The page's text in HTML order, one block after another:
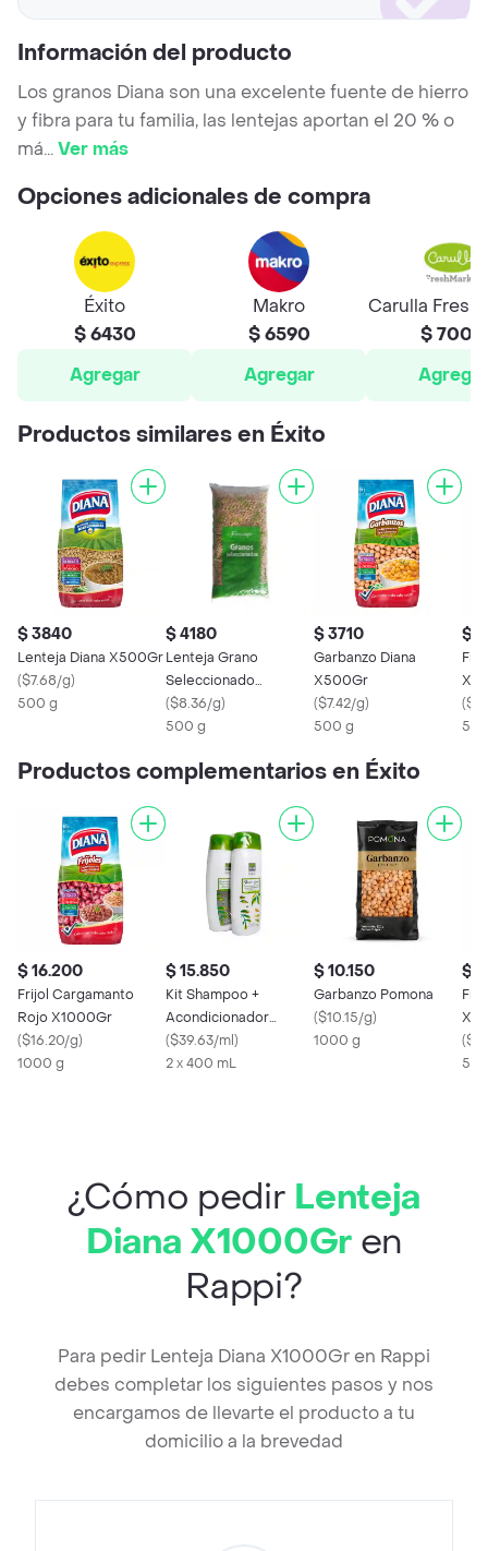
Información del producto
Los granos Diana son una excelente fuente de hierro
y fibra para tu familia, las lentejas aportan el 20 % o
má...Ver más
Opciones adicionales de compra
Éxito
$ 6430
Agregar
Makro
$ 6590
Agregar
Carulla
$ 7000
Agregar
Productos similares en Éxito
$ 3840
Lenteja Diana X500Gr
($7.68/g)
500 g
$ 4180
Lenteja Grano
Seleccionado
Frescampo
($8.36/g)
500 g
$ 3710
Garbanzo Diana
X500Gr
($7.42/g)
500 g
$
(
Productos complementarios en Éxito
$ 16.200
Frijol Cargamanto
Rojo X1000Gr
($16.20/g)
1000 g
$ 15.850
Kit Shampoo +
Acondicionador
Ampm Plus
($39.63/ml)
2 x 400 mL
$ 10.150
Garbanzo Pomona
($10.15/g)
1000 g
$
(
¿Cómo pedir Lenteja
Diana X1000Gren
Rappi?
Para pedir Lenteja Diana X1000Gr en Rappi
debes completar los siguientes pasos y nos
encargamos de llevarte el producto a tu
domicilio a la brevedad